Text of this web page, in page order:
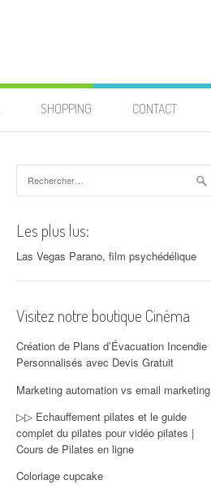
SHOPPING CONTACT
Les plus lus:
Las Vegas Parano, film psychédélique
Visitez notre boutique Cinéma
Création de Plans d’Évacuation Incendie
Personnalisés avec Devis Gratuit
Marketing automation vs email marketing
▷▷ Echauffement pilates et le guide
complet du pilates pour vidéo pilates |
Cours de Pilates en ligne
Coloriage cupcake